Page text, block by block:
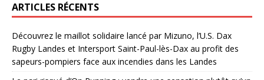
ARTICLES RÉCENTS
Découvrez le maillot solidaire lancé par Mizuno, l’U.S. Dax
Rugby Landes et Intersport Saint-Paul-lès-Dax au profit des
sapeurs-pompiers face aux incendies dans les Landes